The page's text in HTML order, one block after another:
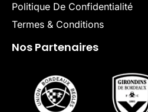
Politique De Confidentialité
Termes & Conditions
Nos Partenaires